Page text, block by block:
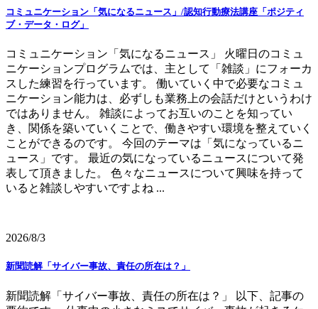
コミュニケーション「気になるニュース」/認知行動療法講座「ポジティ
ブ・データ・ログ」
コミュニケーション「気になるニュース」 火曜日のコミュ
ニケーションプログラムでは、主として「雑談」にフォーカ
スした練習を行っています。 働いていく中で必要なコミュ
ニケーション能力は、必ずしも業務上の会話だけというわけ
ではありません。 雑談によってお互いのことを知ってい
き、関係を築いていくことで、働きやすい環境を整えていく
ことができるのです。 今回のテーマは「気になっているニ
ュース」です。 最近の気になっているニュースについて発
表して頂きました。 色々なニュースについて興味を持って
いると雑談しやすいですよね ...
2026/8/3
新聞読解「サイバー事故、責任の所在は？」
新聞読解「サイバー事故、責任の所在は？」 以下、記事の